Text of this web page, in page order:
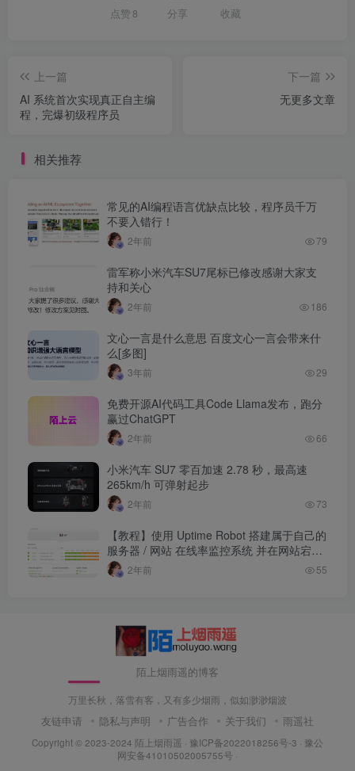
点赞 8 分享 收藏
上一篇
AI 系统首次实现真正自主编
程，完爆初级程序员
下一篇
无更多文章
相关推荐
常见的AI编程语言优缺点比较，程序员千万
不要入错行！
2年前 79
雷军称小米汽车SU7尾标已修改感谢大家支
持和关心
2年前 186
文心一言是什么意思 百度文心一言会带来什
么[多图]
3年前 29
免费开源AI代码工具Code Llama发布，跑分
赢过ChatGPT
2年前 66
小米汽车 SU7 零百加速 2.78 秒，最高速
265km/h 可弹射起步
2年前 73
【教程】使用 Uptime Robot 搭建属于自己的
服务器 / 网站 在线率监控系统 并在网站宕机
时向你发送邮件
2年前 55
陌上烟雨遥的博客
万里长秋，落雪有客，又有多少烟雨，似如渺渺烟波
友链申请 隐私与声明 广告合作 关于我们 雨遥社
Copyright © 2023-2024 陌上烟雨遥 · 豫ICP备2022018256号-3 · 豫公
网安备41010502005755号 ·